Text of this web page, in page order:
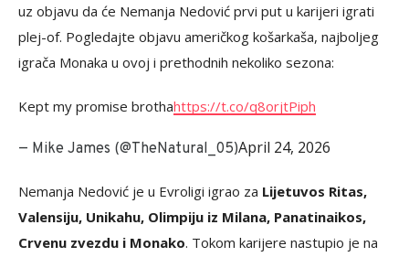
uz objavu da će Nemanja Nedović prvi put u karijeri igrati
plej-of. Pogledajte objavu američkog košarkaša, najboljeg
igrača Monaka u ovoj i prethodnih nekoliko sezona:
Kept my promise brothahttps://t.co/q8orjtPiph
— Mike James (@TheNatural_05)April 24, 2026
Nemanja Nedović je u Evroligi igrao za Lijetuvos Ritas,
Valensiju, Unikahu, Olimpiju iz Milana, Panatinaikos,
Crvenu zvezdu i Monako. Tokom karijere nastupio je na